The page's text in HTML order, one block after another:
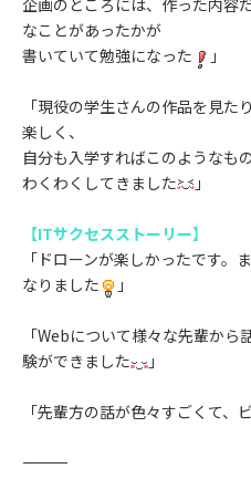
企画のところには、作った内容
なことがあったかが
書いていて勉強になった
」
「現役の学生さんの作品を見た
楽しく、
自分も入学すればこのようなも
わくわくしてきました
」
【ITサクセスストーリー】
「ドローンが楽しかったです。
なりました
」
「Webについて様々な先輩か
験ができました
」
「先輩方の話が色々すごくて、
――――――――――――――――